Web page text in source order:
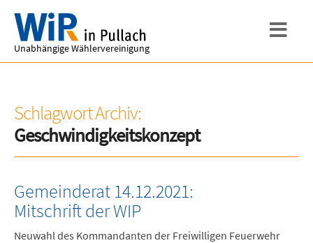
Unabhängige Wählervereinigung
Schlagwort Archiv:
Geschwindigkeitskonzept
Gemeinderat 14.12.2021:
Mitschrift der WIP
Neuwahl des Kommandanten der Freiwilligen Feuerwehr